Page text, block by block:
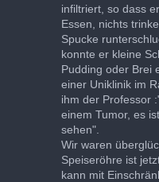
infiltriert, so dass
Essen, nichts
Spucke
konnte er kleine
Pudding oder Brei
einer Uniklinik im
ihm der Professor
einem Tumor, es
sehen".
Wir waren
Speiseröhre ist
kann mit